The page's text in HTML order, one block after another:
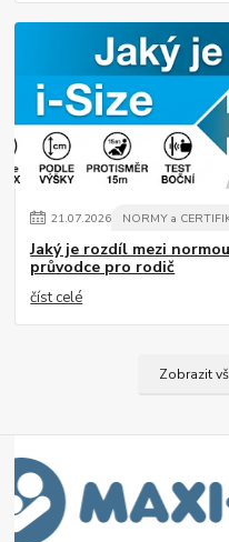
21.07.2026 NORMY a
Jaký je rozdíl mezi
průvodce pro rodič
číst celé
Zobrazit